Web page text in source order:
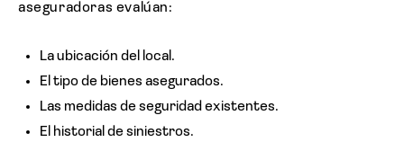
aseguradoras evalúan:
La ubicación del local.
El tipo de bienes asegurados.
Las medidas de seguridad existentes.
El historial de siniestros.